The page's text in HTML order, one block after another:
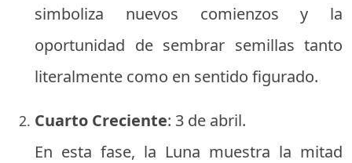
simboliza nuevos comienzos y la
oportunidad de sembrar semillas tanto
literalmente como en sentido figurado.
Cuarto Creciente: 3 de abril.
En esta fase, la Luna muestra la mitad